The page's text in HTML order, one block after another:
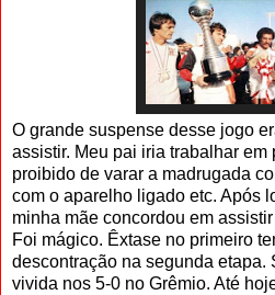
O grande suspense desse jogo
assistir. Meu pai iria trabalhar em
proibido de varar a madrugada
com o aparelho ligado etc. Após
minha mãe concordou em
Foi mágico. Êxtase no primeiro
descontração na segunda etapa.
vivida nos 5-0 no Grêmio. Até